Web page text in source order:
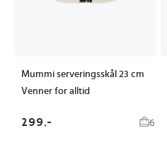
Mummi serveringsskål 23 cm
Venner for alltid
299,- 6